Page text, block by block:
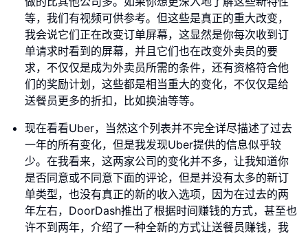
等，我们有视频可供参考。但这些是真正的重大改变，
我会说它们正在改变订单屏幕，这显然是你每次收到订
单请求时看到的屏幕，并且它们也在改变外卖员的要
求，不仅仅是成为外卖员所需的条件，还有资格符合他
们的奖励计划，这些都是相当重大的变化，不仅仅是给
送餐员更多的折扣，比如换油等等。
现在看看Uber，当然这个列表并不完全详尽描述了过去
一年的所有变化，但是我发现Uber提供的信息似乎较
少。在我看来，这两家公司的变化并不多，让我知道你
是否同意或不同意下面的评论，但是并没有太多的新订
单类型，也没有真正的新的收入选项，因为在过去的两
年左右，DoorDash推出了根据时间赚钱的方式，甚至也
许不到两年，介绍了一种全新的方式让送餐员赚钱，我